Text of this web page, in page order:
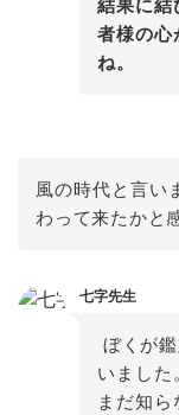
結果に結
者様の心
ね。
風の時代と言い
わって来たかと
七字先生
ぼくが
いました
まだ知